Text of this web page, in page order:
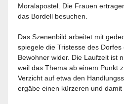
Moralapostel. Die Frauen
das Bordell besuchen.
Das Szenenbild arbeitet mit
spiegele die Tristesse des
Bewohner wider. Die Laufzeit ist
weil das Thema ab einem Punkt
Verzicht auf etwa den
ergäbe einen kürzeren und damit